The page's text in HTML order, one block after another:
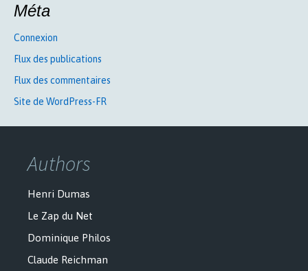
Méta
Connexion
Flux des publications
Flux des commentaires
Site de WordPress-FR
Authors
Henri Dumas
Le Zap du Net
Dominique Philos
Claude Reichman